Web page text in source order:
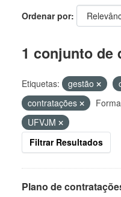
Ordenar por
1 conjunto de
Etiquetas: gestão
contratações
UFVJM
Filtrar Resultados
Plano de